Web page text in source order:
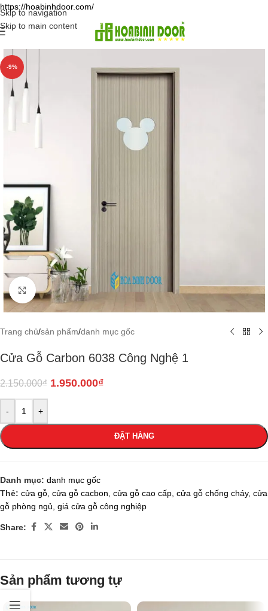
https://hoabinhdoor.com/
Skip to navigation
Skip to main content
-9%
Click to enlarge
Trang chủ/sản phẩm/danh mục gốc
Cửa Gỗ Carbon 6038 Công Nghệ 1
2.150.000₫ 1.950.000₫
- +
ĐẶT HÀNG
Danh mục: danh mục gốc
Thẻ: cửa gỗ cửa gỗ cacbon cửa gỗ cao cấp cửa gỗ chống cháy, cửa
gỗ phòng ngủ giá cửa gỗ công nghiệp
Share:
Sản phẩm tương tự